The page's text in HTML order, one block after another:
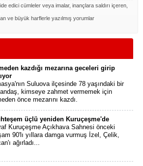
edici cümleler veya imalar, inançlara saldırı içeren,
ve büyük harflerle yazılmış yorumlar
kazdığı mezarına geceleri girip
Suluova ilçesinde 78 yaşındaki bir
kimseye zahmet vermemek için
önce mezarını kazdı.
üçlü yeniden Kuruçeşme'de
Kuruçeşme Açıkhava Sahnesi önceki
90'lı yıllara damga vurmuş İzel, Çelik,
ağırladı...